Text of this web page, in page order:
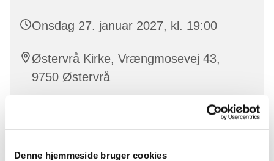
Denne hjemmeside bruger cookies
Onsdag 27. januar 2027, kl. 19:00
Østervrå Kirke, Vrængmosevej 43,
9750 Østervrå